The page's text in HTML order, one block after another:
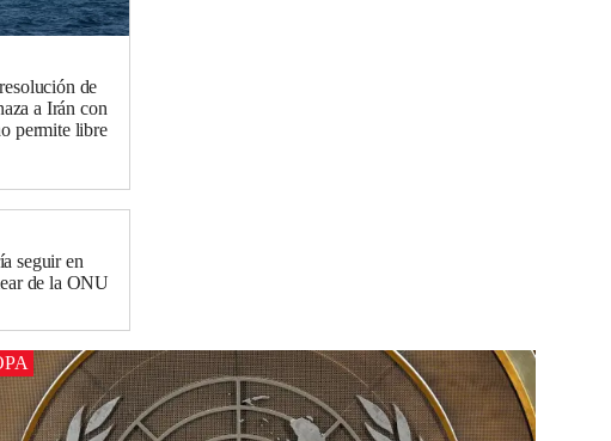
de
a Irán con
permite libre
seguir en
de la ONU